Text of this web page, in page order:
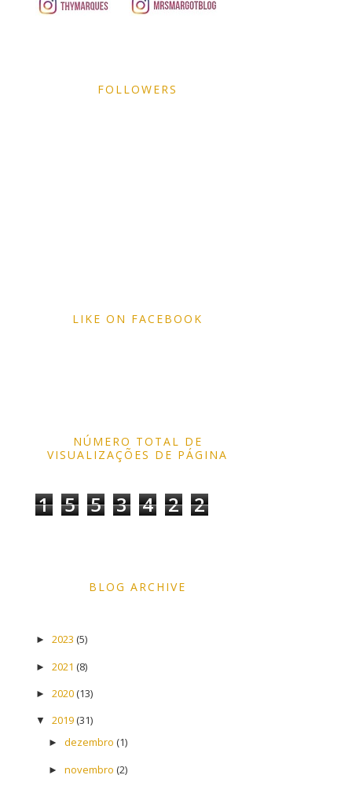
FOLLOWERS
LIKE ON FACEBOOK
NÚMERO TOTAL DE
VISUALIZAÇÕES DE PÁGINA
1 5 5 3 4 2 2
BLOG ARCHIVE
► 2023 (5)
► 2021 (8)
► 2020(13)
▼ 2019(31)
► dezembro (1)
► novembro (2)